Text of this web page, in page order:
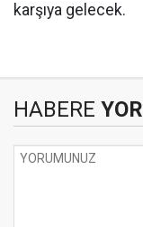
karşıya gelecek.
HABERE